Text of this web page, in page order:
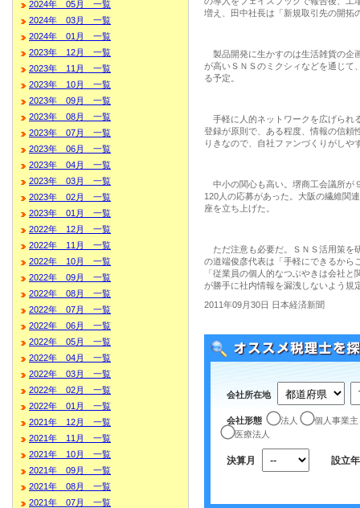
2024年 05月 一覧
2024年 03月 一覧
2024年 01月 一覧
2023年 12月 一覧
2023年 11月 一覧
2023年 10月 一覧
2023年 09月 一覧
2023年 08月 一覧
2023年 07月 一覧
2023年 06月 一覧
2023年 04月 一覧
2023年 03月 一覧
2023年 02月 一覧
2023年 01月 一覧
2022年 12月 一覧
2022年 11月 一覧
2022年 10月 一覧
2022年 09月 一覧
2022年 08月 一覧
2022年 07月 一覧
2022年 06月 一覧
2022年 05月 一覧
2022年 04月 一覧
2022年 03月 一覧
2022年 02月 一覧
2022年 01月 一覧
2021年 12月 一覧
2021年 11月 一覧
2021年 10月 一覧
2021年 09月 一覧
2021年 08月 一覧
2021年 07月 一覧
増え、田中社長は「新規取引先の開拓
製品開発に生かすのは生活雑貨の企
が高いＳＮＳのミクシィなどを通じて
る予定。
手軽に人的ネットワークを広げられ
登録が原則で、ある程度、情報の信頼
りきなので、自社ファンづくりがしや
中小の関心も高い。堺商工会議所が
120人の応募があった。大阪の繊維関
座を立ち上げた。
ただ注意も必要だ。ＳＮＳ活用策を
の道端俊彦代表は「手軽にできるから
「従業員の個人的なつぶやきは会社
が勝手に社内情報を漏洩しないよう規
2011年09月30日 日本経済新聞
会社所在地
会社形態 法人
個人事業主
医療法人
決算月 設立年